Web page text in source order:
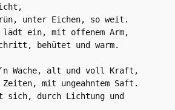
unter Eichen, so weit.
lädt ein, mit offenem Arm,
behütet und warm.
Wache, alt und voll Kraft,
Zeiten, mit ungeahntem Saft.
sich, durch Lichtung und